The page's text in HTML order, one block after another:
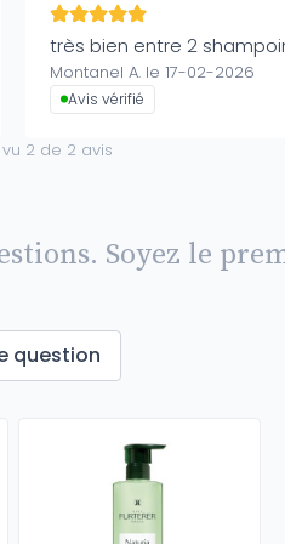
très bien entre 2
Montanel A. le 17-02-2026
Avis vérifié
2 de 2 avis
Soyez le
question